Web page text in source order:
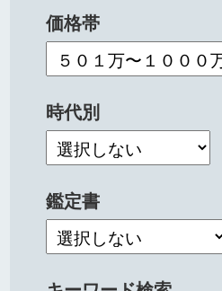
価格帯
時代別
鑑定書